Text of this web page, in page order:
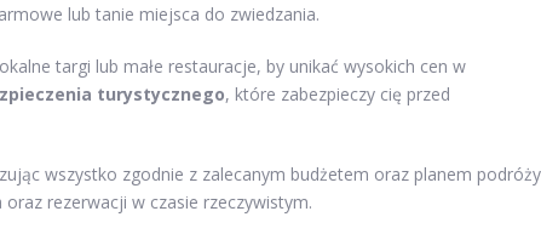
lub tanie miejsca do zwiedzania.
targi lub małe restauracje, by unikać wysokich cen w
turystycznego, które zabezpieczy cię przed
wszystko zgodnie z zalecanym budżetem oraz planem
rezerwacji w czasie rzeczywistym.